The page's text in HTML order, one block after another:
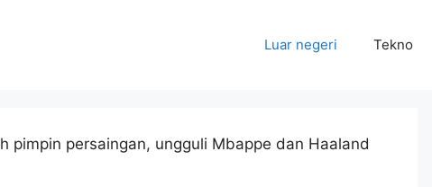
Luar negeri Tekno